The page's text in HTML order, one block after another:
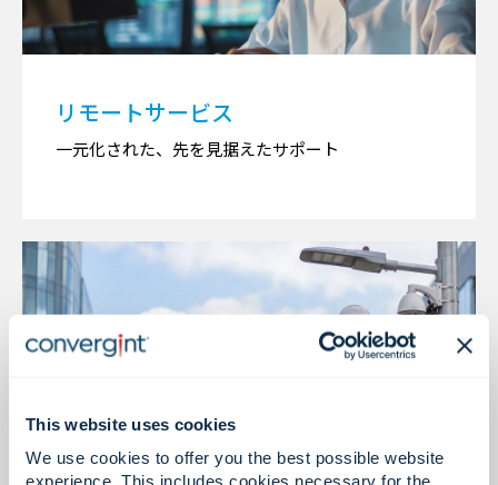
This website uses cookies
We use cookies to offer you the best possible website
experience. This includes cookies necessary for the
リモートサービス
一元化された、先を見据えたサポート